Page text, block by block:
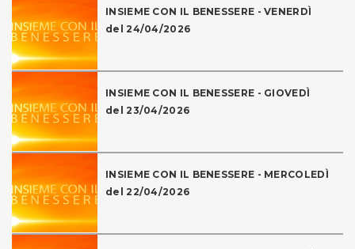
INSIEME CON IL BENESSERE - VENERDÌ
del 24/04/2026
INSIEME CON IL BENESSERE - GIOVEDÌ
del 23/04/2026
INSIEME CON IL BENESSERE - MERCOLEDÌ
del 22/04/2026